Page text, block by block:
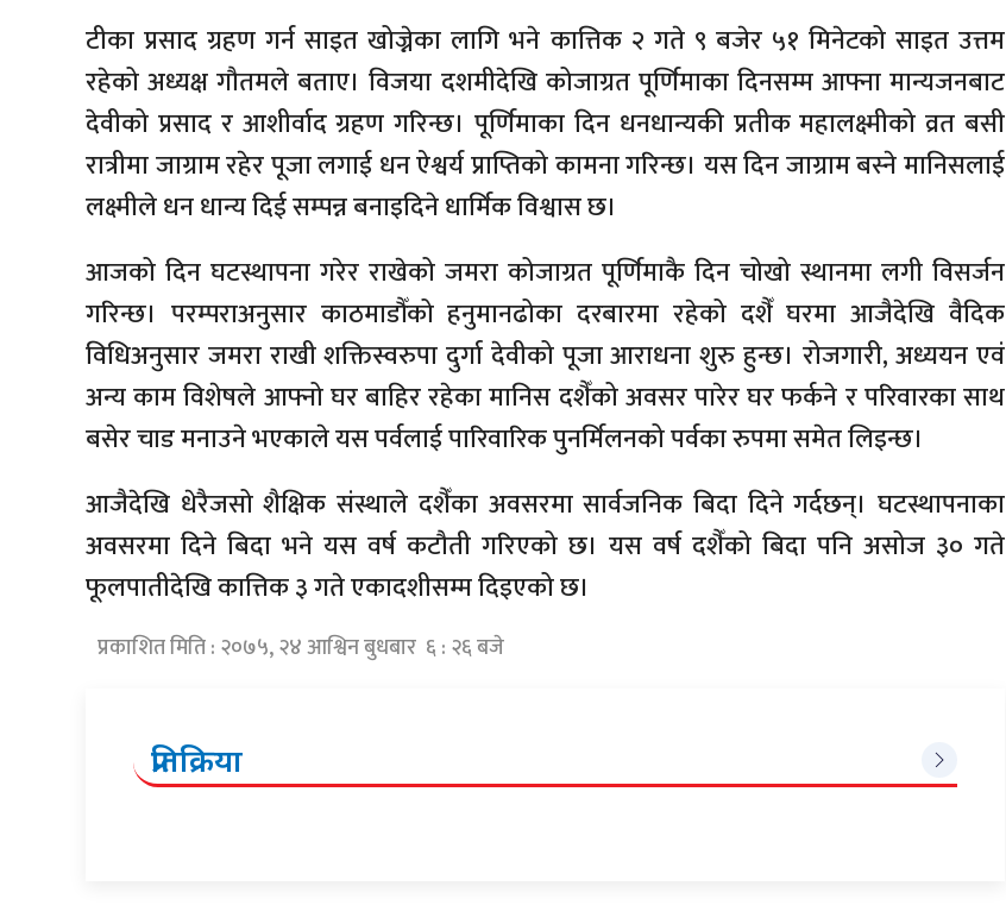
टीका प्रसाद ग्रहण गर्न साइत खोज्नेका लागि भने कात्तिक २ गते ९ बजेर ५१ मिनेटको साइत उत्तम
रहेको अध्यक्ष गौतमले बताए। विजया दशमीदेखि कोजाग्रत पूर्णिमाका दिनसम्म आफ्ना मान्यजनबाट
देवीको प्रसाद र आशीर्वाद ग्रहण गरिन्छ। पूर्णिमाका दिन धनधान्यकी प्रतीक महालक्ष्मीको व्रत बसी
रात्रीमा जाग्राम रहेर पूजा लगाई धन ऐश्वर्य प्राप्तिको कामना गरिन्छ। यस दिन जाग्राम बस्ने मानिसलाई
लक्ष्मीले धन धान्य दिई सम्पन्न बनाइदिने धार्मिक विश्वास छ।
आजको दिन घटस्थापना गरेर राखेको जमरा कोजाग्रत पूर्णिमाकै दिन चोखो स्थानमा लगी विसर्जन
गरिन्छ। परम्पराअनुसार काठमाडौँको हनुमानढोका दरबारमा रहेको दशैँ घरमा आजैदेखि वैदिक
विधिअनुसार जमरा राखी शक्तिस्वरुपा दुर्गा देवीको पूजा आराधना शुरु हुन्छ। रोजगारी, अध्ययन एवं
अन्य काम विशेषले आफ्नो घर बाहिर रहेका मानिस दशैँको अवसर पारेर घर फर्कने र परिवारका साथ
बसेर चाड मनाउने भएकाले यस पर्वलाई पारिवारिक पुनर्मिलनको पर्वका रुपमा समेत लिइन्छ।
आजैदेखि धेरैजसो शैक्षिक संस्थाले दशैँका अवसरमा सार्वजनिक बिदा दिने गर्दछन्। घटस्थापनाका
अवसरमा दिने बिदा भने यस वर्ष कटौती गरिएको छ। यस वर्ष दशैँको बिदा पनि असोज ३० गते
फूलपातीदेखि कात्तिक ३ गते एकादशीसम्म दिइएको छ।
प्रकाशित मिति : २०७५, २४ आश्विन बुधबार ६ : २६ बजे
प्रतिक्रिया